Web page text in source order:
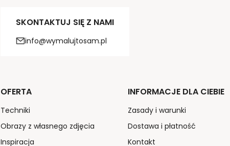
SKONTAKTUJ SIĘ Z NAMI
info@wymalujtosam.pl
OFERTA
Techniki
Obrazy z własnego zdjęcia
Inspiracja
INFORMACJE DLA CIEBIE
Zasady i warunki
Dostawa i płatność
Kontakt